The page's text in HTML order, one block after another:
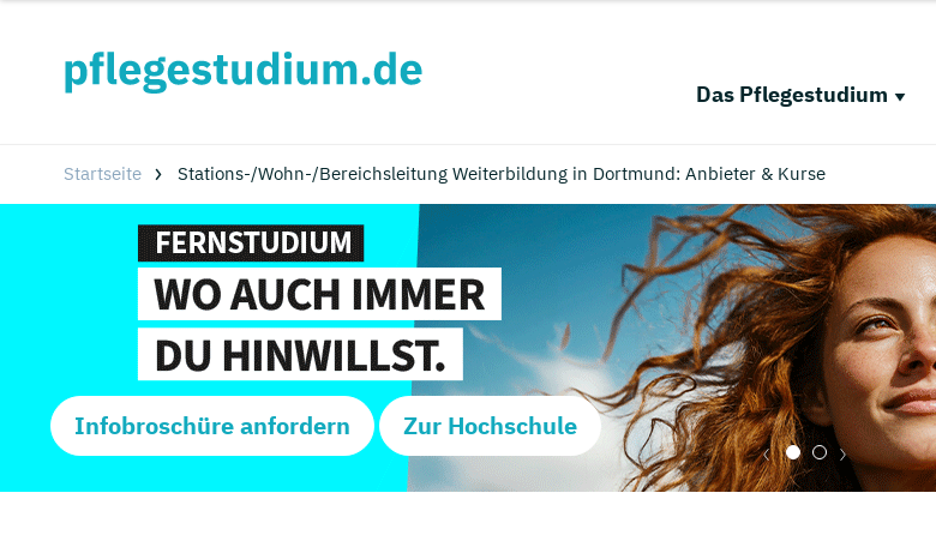
Das Pflegestudium
Startseite Stations-/Wohn-/Bereichsleitung Weiterbildung in Dortmund: Anbieter & Kurse
Infobroschüre anfordern Zur Hochschule